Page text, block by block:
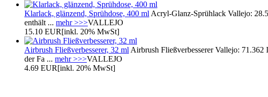
Klarlack, glänzend, Sprühdose, 400 ml Acryl-Glanz-Sprühlack Vallejo:
enthält ... mehr >>>VALLEJO
15.10 EUR[inkl. 20% MwSt]
Airbrush Fließverbesserer, 32 ml Airbrush Fließverbesserer Vallejo:
der Fa ... mehr >>>VALLEJO
4.69 EUR[inkl. 20% MwSt]